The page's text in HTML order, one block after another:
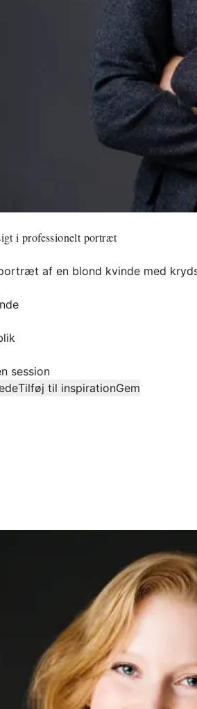
i professionelt portræt
af en blond kvinde med
session
Tilføj til inspirationGem